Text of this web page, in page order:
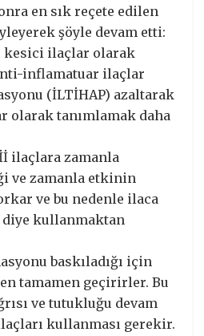
en sık reçete edilen
şöyle devam etti:
kesici ilaçlar olarak
inflamatuar ilaçlar
(İLTİHAP) azaltarak
olarak tanımlamak daha
ilaçlara zamanla
ve zamanla etkinin
ve bu nedenle ilaca
diye kullanmaktan
baskıladığı için
tamamen geçirirler. Bu
ve tutukluğu devam
kullanması gerekir.